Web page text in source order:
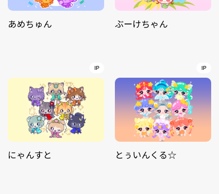
あめちゅん ぶーけちゃん
IP
にゃんすと
IP
とぅいんくる☆